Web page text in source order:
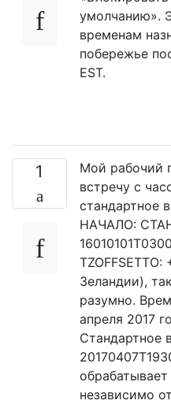
умолчанию».
временам
побережье
EST.
1
Мой рабочий
встречу с
стандартное
НАЧАЛО:
Зеландии),
разумно.
апреля 2017
Стандартное
независимо